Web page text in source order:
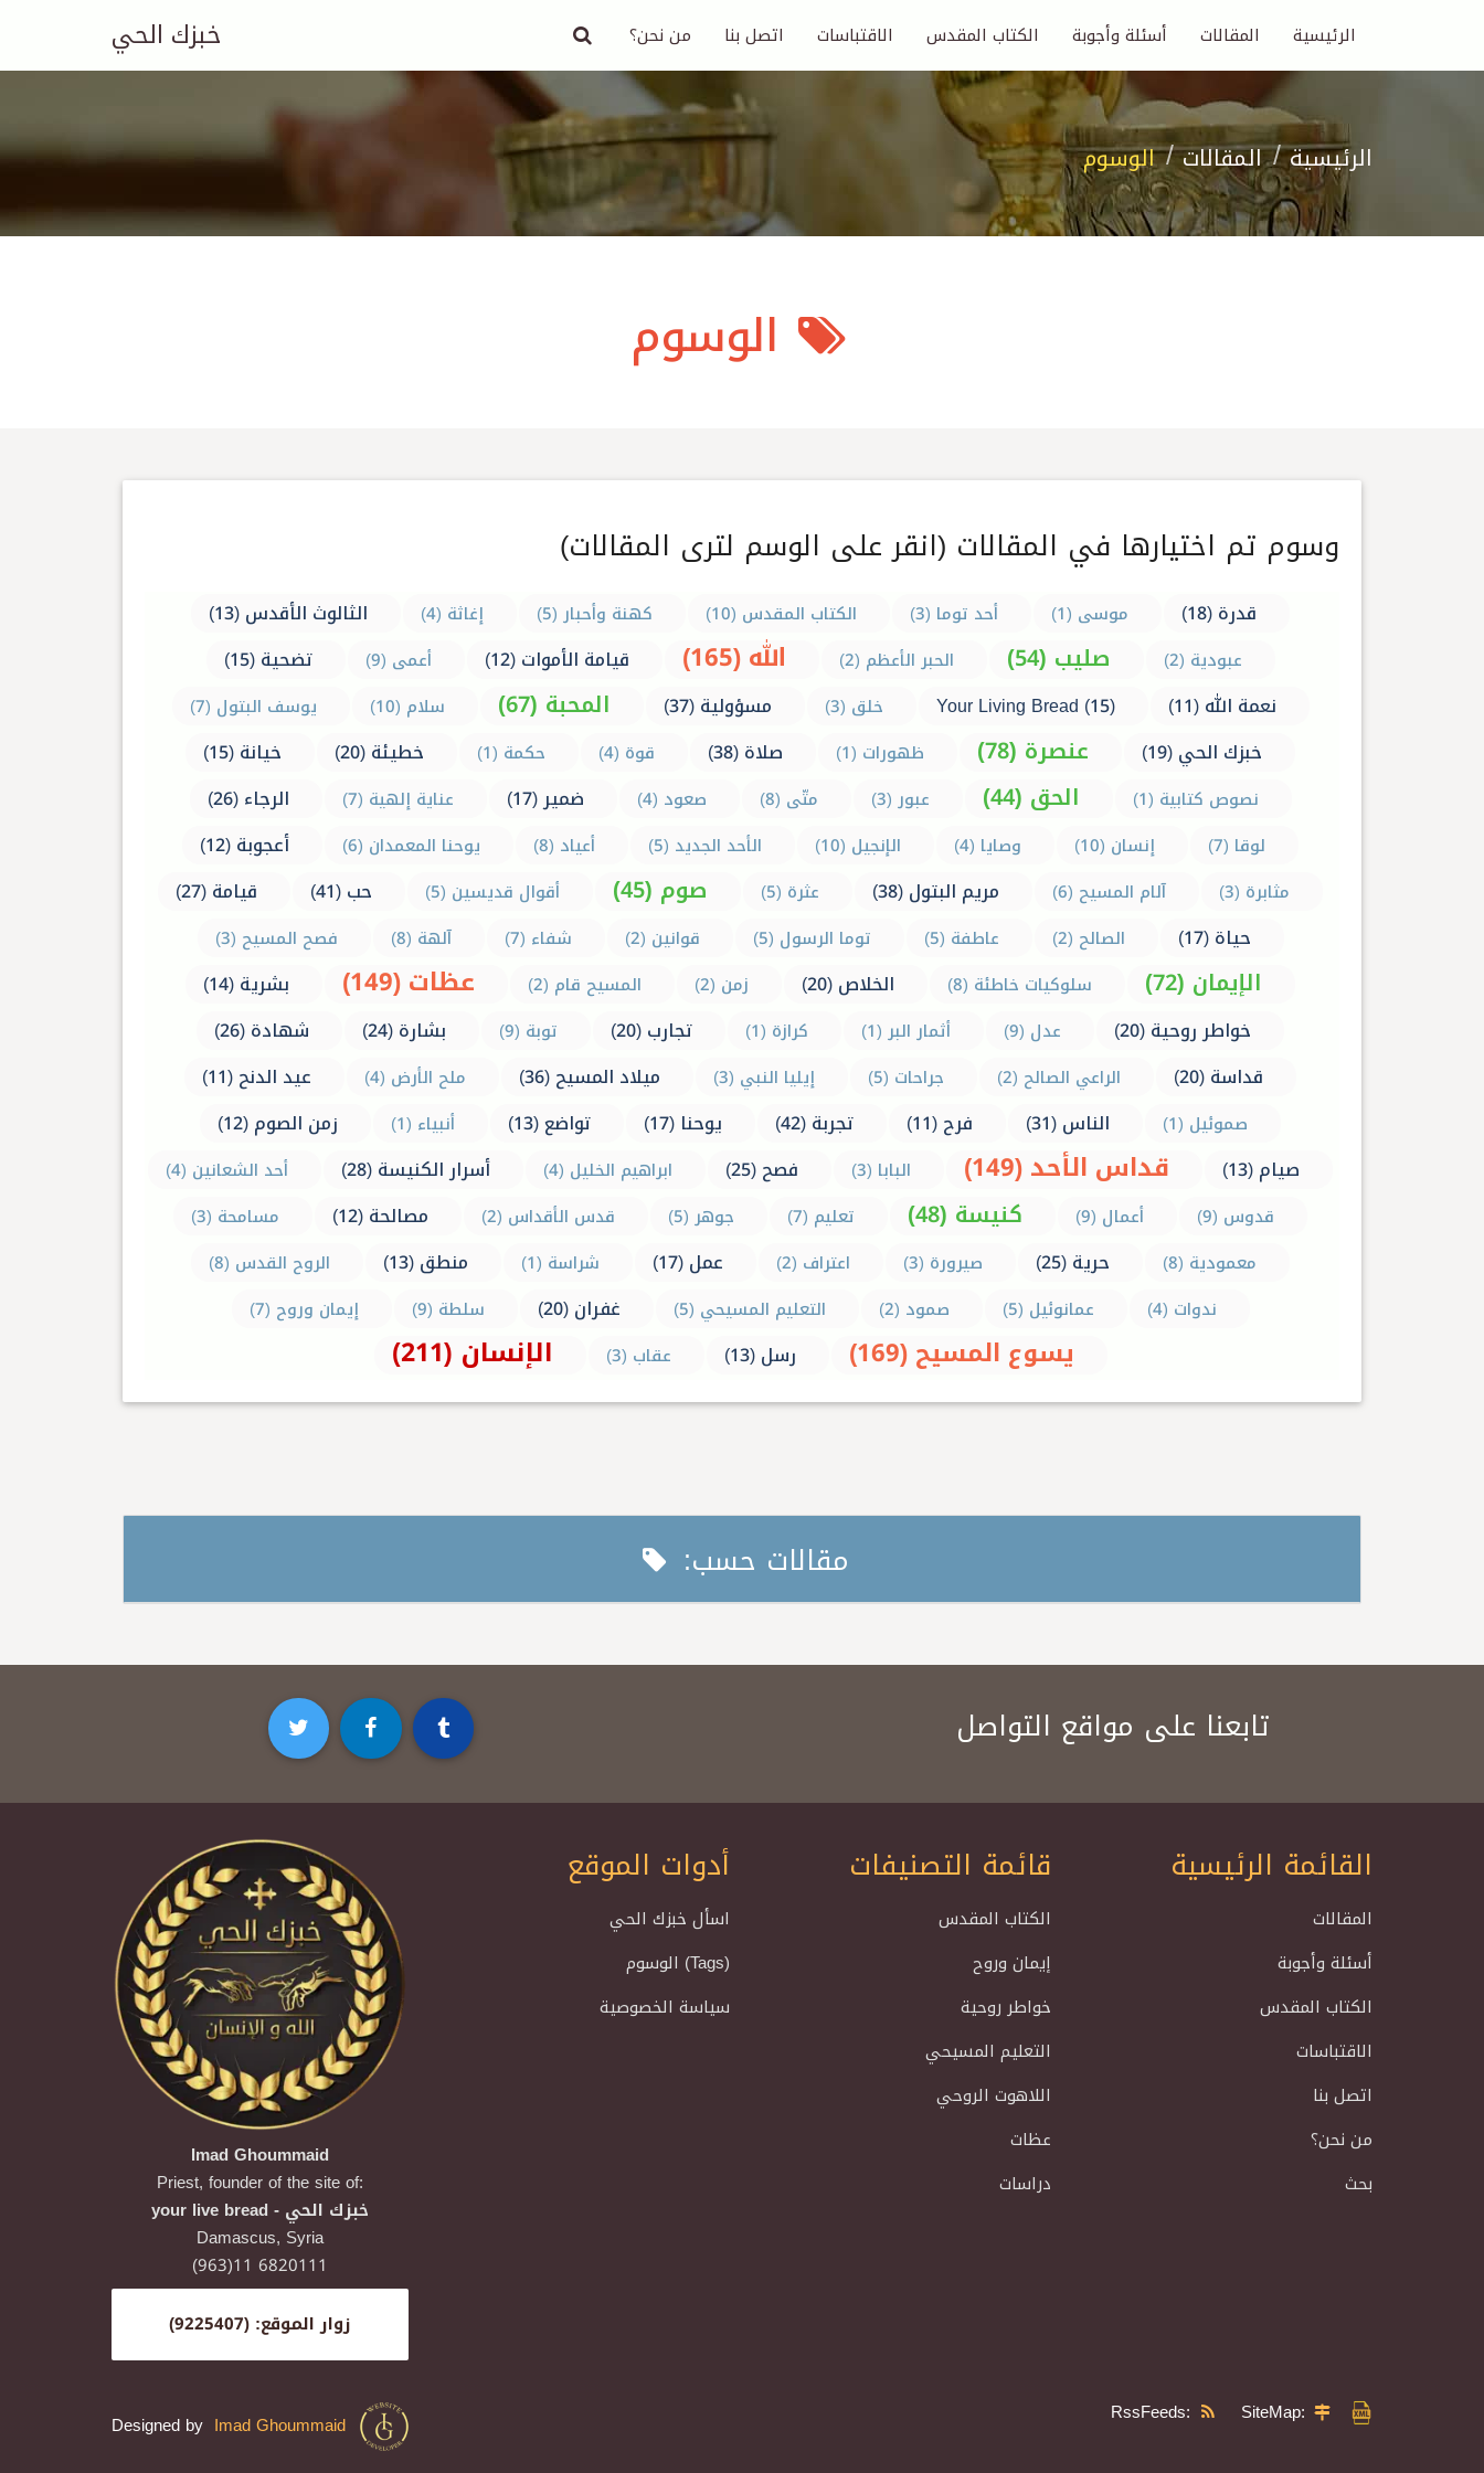
خبزك الحي من نحن؟ اتصل بنا الاقتباسات الكتاب المقدس أسئلة وأجوبة المقالات الرئيسية
الرئيسية المقالات الوسوم
الوسوم
وسوم تم اختيارها في المقالات (انقر على الوسم لترى المقالات)
قدرة (18) موسى (1) أحد توما (3) الكتاب المقدس (10) كهنة وأحبار (5) إغاثة (4) الثالوث الأقدس (13)
عبودية (2) صليب (54) الحبر الأعظم (2) الله (165) قيامة الأموات (12) أعمى (9)
تضحية (15)
نعمة الله (11)
Your Living Bread (15) خلق (3) مسؤولية (37) المحبة (67) سلام (10) يوسف البتول (7)
خبزك الحي (19) عنصرة (78) ظهورات (1) صلاة (38) قوة (4) حكمة (1) خطيئة (20) خيانة (15)
نصوص كتابية (1) الحق (44) عبور (3) متّى (8) صعود (4) ضمير (17) عناية إلهية (7) الرجاء (26)
لوقا (7) إنسان (10) وصايا (4) الإنجيل (10) الأحد الجديد (5) أعياد (8) يوحنا المعمدان (6) أعجوبة (12)
مثابرة (3) آلام المسيح (6) مريم البتول (38) عثرة (5) صوم (45) أقوال قديسين (5) حب (41)
قيامة (27)
حياة (17)
الصالح (2) عاطفة (5) توما الرسول (5) قوانين (2) شفاء (7) آلهة (8) فصح المسيح (3)
الإيمان (72) سلوكيات خاطئة (8) الخلاص (20) زمن (2) المسيح قام (2) عظات (149)
بشرية (14)
خواطر روحية (20)
عدل (9) أثمار البر (1) كرازة (1) تجارب (20) توبة (9) بشارة (24)
شهادة (26)
قداسة (20)
الراعي الصالح (2) جراحات (5) إيليا النبي (3) ميلاد المسيح (36) ملح الأرض (4) عيد الدنح (11)
صموئيل (1) الناس (31) فرح (11) تجربة (42) يوحنا (17) تواضع (13) أنبياء (1)
زمن الصوم (12)
صيام (13)
قداس الأحد (149) البابا (3) فصح (25) ابراهيم الخليل (4) أسرار الكنيسة (28)
أحد الشعانين (4)
قدوس (9)
أعمال (9) كنيسة (48) تعليم (7) جوهر (5) قدس الأقداس (2) مصالحة (12)
مسامحة (3)
معمودية (8)
حرية (25) صيرورة (3) اعتراف (2) عمل (17) شراسة (1) منطق (13)
الروح القدس (8)
ندوات (4)
عمانوئيل (5) صمود (2) التعليم المسيحي (5) غفران (20) سلطة (9) إيمان وروح (7)
يسوع المسيح (169) رسل (13) عقاب (3) الإنسان (211)
مقالات حسب:
تابعنا على مواقع التواصل
القائمة الرئيسية
المقالات
أسئلة وأجوبة
الكتاب المقدس
الاقتباسات
اتصل بنا
من نحن؟
بحث
قائمة التصنيفات
الكتاب المقدس
إيمان وروح
خواطر روحية
التعليم المسيحي
اللاهوت الروحي
عظات
دراسات
أدوات الموقع
اسأل خبزك الحي
الوسوم (Tags)
سياسة الخصوصية
Imad Ghoummaid
Priest, founder of the site of:
your live bread - خبزك الحي
Damascus, Syria
(963)11 6820111
زوار الموقع: (9225407)
SiteMap:
RssFeeds:
Designed by Imad Ghoummaid